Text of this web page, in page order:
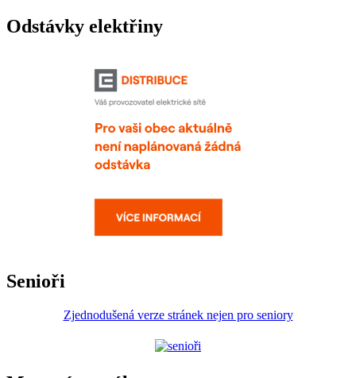
Odstávky elektřiny
Senioři
Zjednodušená verze stránek nejen pro seniory